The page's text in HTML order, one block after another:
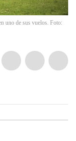
uno de sus vuelos. Foto: